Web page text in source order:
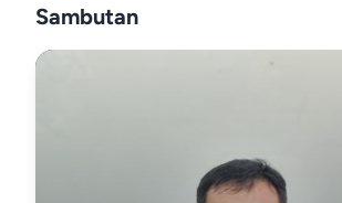
Sambutan